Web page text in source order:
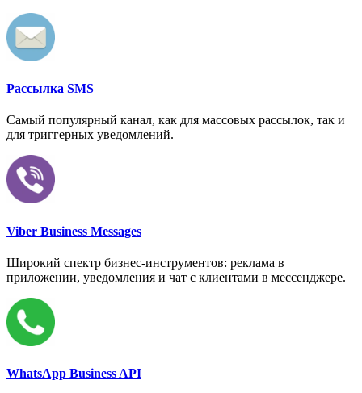
Рассылка SMS
Самый популярный канал, как для массовых рассылок, так и
для триггерных уведомлений.
Viber Business Messages
Широкий спектр бизнес-инструментов: реклама в
приложении, уведомления и чат с клиентами в мессенджере.
WhatsApp Business API